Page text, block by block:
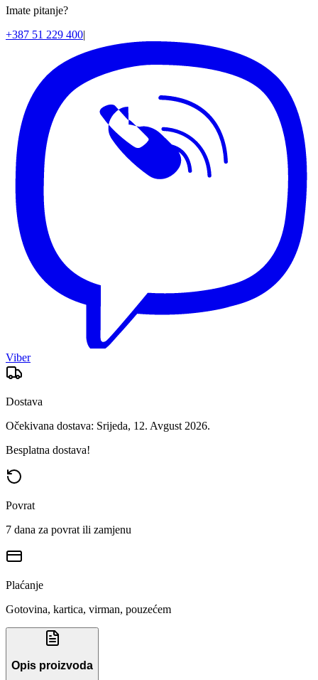
Imate pitanje?
+387 51 229 400|
Viber
Dostava
Očekivana dostava: Srijeda, 12. Avgust 2026.
Besplatna dostava!
Povrat
7 dana za povrat ili zamjenu
Plaćanje
Gotovina, kartica, virman, pouzećem
Opis proizvoda